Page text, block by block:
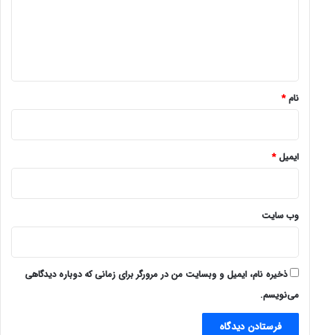
نام*
ایمیل*
وب‌ سایت
ذخیره نام، ایمیل و وبسایت من در مرورگر برای زمانی که دوباره دیدگاهی
می‌نویسم.